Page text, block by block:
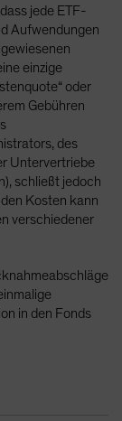
jede ETF-
Aufwendungen
einzige
oder
Gebühren
des
Untervertriebe
schließt jedoch
Kosten kann
verschiedener
in den Fonds